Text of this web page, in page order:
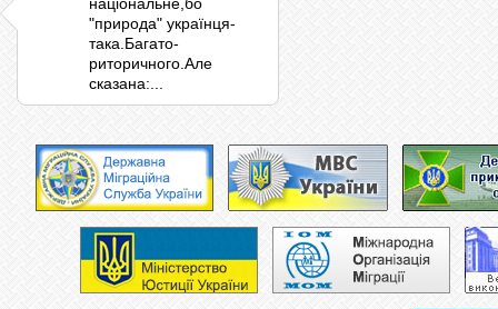
"природа" українця-
така.Багато-
риторичного.Але
сказана:...